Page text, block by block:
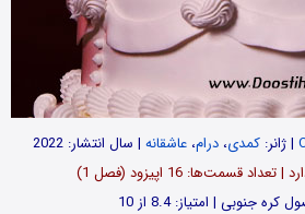
| ژانر:کمدی،درام،عاشقانه | سال انتشار: 2022
قسمت‌‌‌ها: 16 اپیزود (فصل 1)